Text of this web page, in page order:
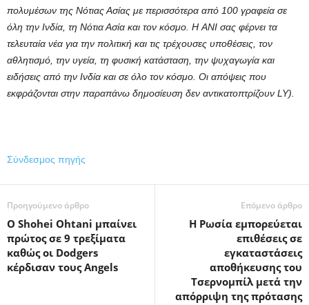
πολυμέσων της Νότιας Ασίας με περισσότερα από 100 γραφεία σε
όλη την Ινδία, τη Νότια Ασία και τον κόσμο. Η ANI σας φέρνει τα
τελευταία νέα για την πολιτική και τις τρέχουσες υποθέσεις, τον
αθλητισμό, την υγεία, τη φυσική κατάσταση, την ψυχαγωγία και
ειδήσεις από την Ινδία και σε όλο τον κόσμο. Οι απόψεις που
εκφράζονται στην παραπάνω δημοσίευση δεν αντικατοπτρίζουν LY).
Σύνδεσμος πηγής
Προηγούμενο άρθρο
Ο Shohei Ohtani μπαίνει
πρώτος σε 9 τρεξίματα
καθώς οι Dodgers
κέρδισαν τους Angels
Επόμενο άρθρο
Η Ρωσία εμπορεύεται
επιθέσεις σε
εγκαταστάσεις
αποθήκευσης του
Τσερνομπίλ μετά την
απόρριψη της πρότασης